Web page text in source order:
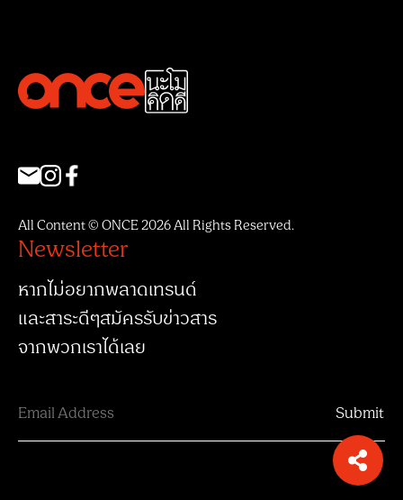
All Content © ONCE 2026 All Rights Reserved.
Newsletter
หากไม่อยากพลาดเทรนด์
และสาระดีๆสมัครรับข่าวสาร
จากพวกเราได้เลย